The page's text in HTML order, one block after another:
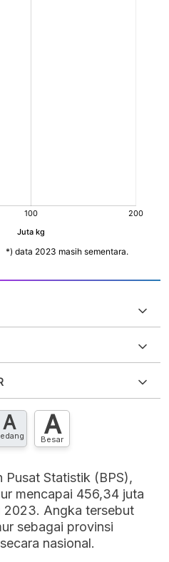
sekarang
»
A A
Besar
Pusat Statistik (BPS),
mencapai 456,34 juta
2023. Angka tersebut
sebagai provinsi
nasional.